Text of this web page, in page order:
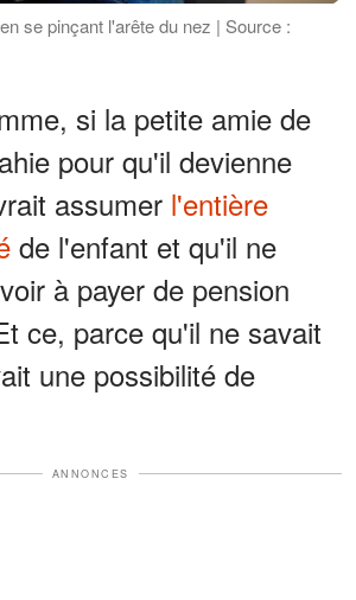
se pinçant l'arête du nez | Source :
si la petite amie de
pour qu'il devienne
assumer l'entière
de l'enfant et qu'il ne
à payer de pension
ce, parce qu'il ne savait
une possibilité de
ANNONCES